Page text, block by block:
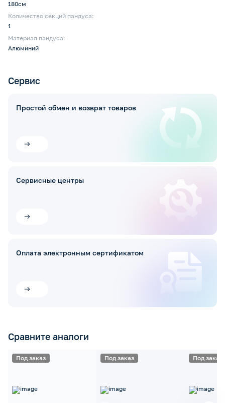
180см
Количество секций пандуса:
1
Материал пандуса:
Алюминий
Сервис
Простой обмен и возврат товаров
Сервисные центры
Оплата электронным сертификатом
Сравните аналоги
Под заказ Под заказ Под заказ